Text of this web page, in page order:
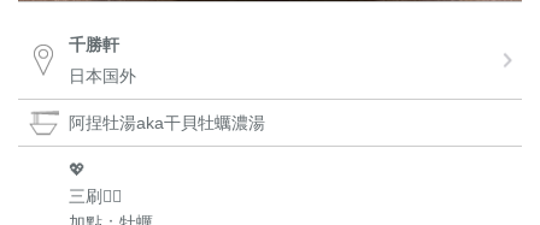
千勝軒
日本国外
阿捏牡湯aka干貝牡蠣濃湯
💖
三刷🧞‍♀️